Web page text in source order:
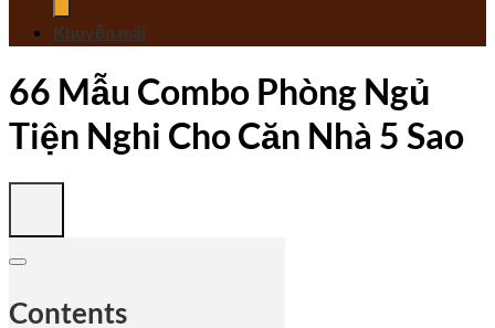
Khuyến mãi
66 Mẫu Combo Phòng Ngủ
Tiện Nghi Cho Căn Nhà 5 Sao
Contents